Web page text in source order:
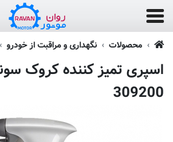
محصولات نگهداری و مراقبت از خودرو
309200